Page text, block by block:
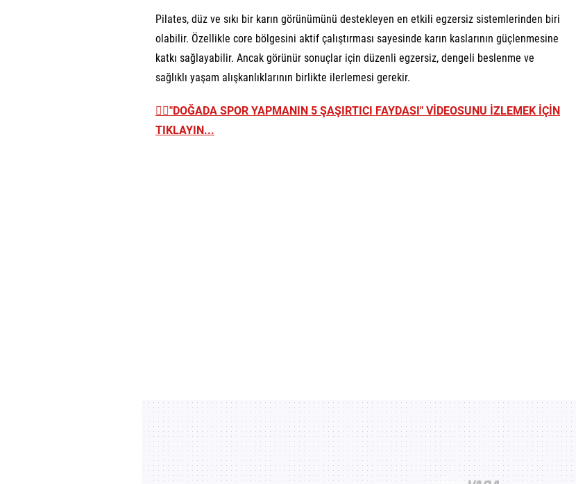
Pilates, düz ve sıkı bir karın görünümünü destekleyen en etkili egzersiz sistemlerinden biri
olabilir. Özellikle core bölgesini aktif çalıştırması sayesinde karın kaslarının güçlenmesine
katkı sağlayabilir. Ancak görünür sonuçlar için düzenli egzersiz, dengeli beslenme ve
sağlıklı yaşam alışkanlıklarının birlikte ilerlemesi gerekir.
👉🏼"DOĞADA SPOR YAPMANIN 5 ŞAŞIRTICI FAYDASI" VİDEOSUNU İZLEMEK İÇİN
TIKLAYIN...